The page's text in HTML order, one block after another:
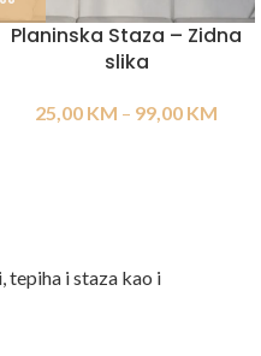
Planinska Staza – Zidna
slika
25,00 KM – 99,00 KM
tepiha i staza kao i